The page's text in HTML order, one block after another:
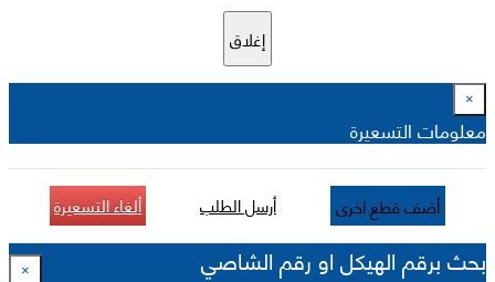
إغلاق
×
معلومات التسعيرة
أضف قطع اخرى أرسل الطلب ألغاء التسعيرة
بحث برقم الهيكل او رقم الشاصي ×